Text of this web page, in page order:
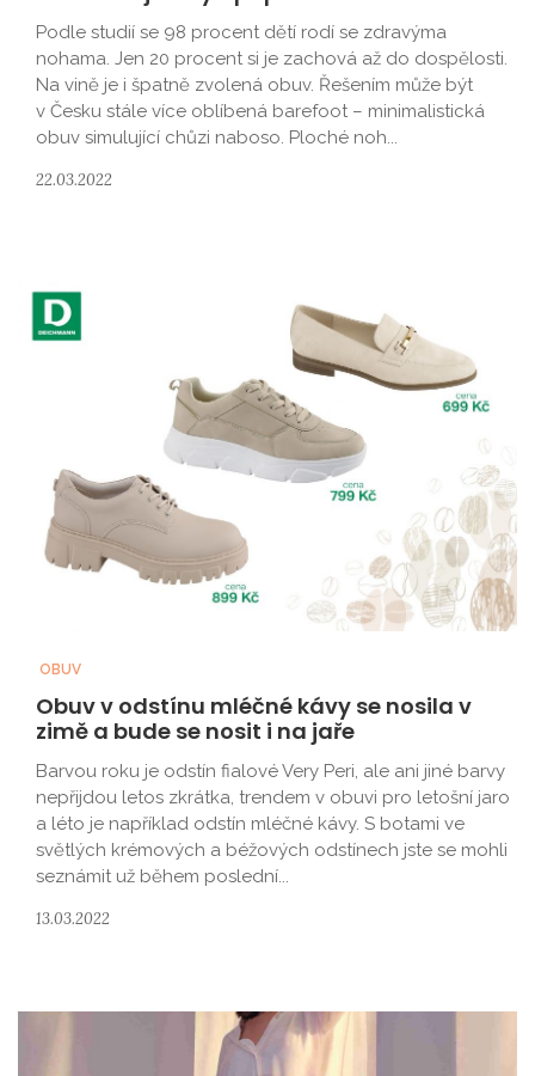
Podle studií se 98 procent dětí rodí se zdravýma
nohama. Jen 20 procent si je zachová až do dospělosti.
Na vině je i špatně zvolená obuv. Řešením může být
v Česku stále více oblíbená barefoot – minimalistická
obuv simulující chůzi naboso. Ploché noh...
22.03.2022
OBUV
Obuv v odstínu mléčné kávy se nosila v
zimě a bude se nosit i na jaře
Barvou roku je odstín fialové Very Peri, ale ani jiné barvy
nepřijdou letos zkrátka, trendem v obuvi pro letošní jaro
a léto je například odstín mléčné kávy. S botami ve
světlých krémových a béžových odstínech jste se mohli
seznámit už během poslední...
13.03.2022